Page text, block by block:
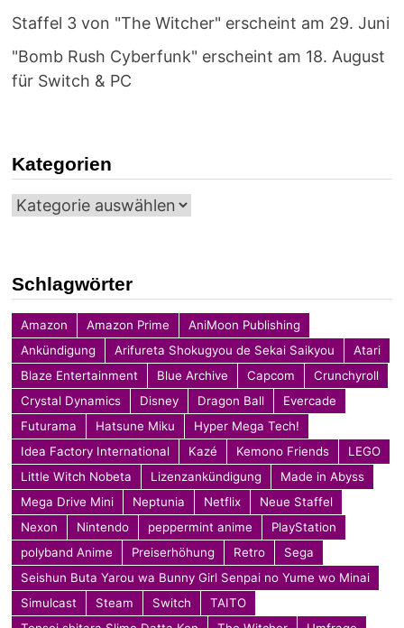
Staffel 3 von "The Witcher" erscheint am 29. Juni
"Bomb Rush Cyberfunk" erscheint am 18. August
für Switch & PC
Kategorien
Kategorien
Schlagwörter
Amazon Amazon Prime
AniMoon Publishing
Ankündigung
Arifureta Shokugyou de Sekai Saikyou
Atari
Blaze Entertainment
Blue Archive Capcom
Crunchyroll
Crystal Dynamics
Disney Dragon Ball
Evercade
Futurama
Hatsune Miku
Hyper Mega Tech!
Idea Factory International
Kazé Kemono Friends
LEGO
Little Witch Nobeta
Lizenzankündigung
Made in Abyss
Mega Drive Mini
Neptunia Netflix
Neue Staffel
Nexon
Nintendo peppermint anime
PlayStation
polyband Anime
Preiserhöhung Retro
Sega
Seishun Buta Yarou wa Bunny Girl Senpai no Yume wo Minai
Simulcast
Steam Switch
TAITO